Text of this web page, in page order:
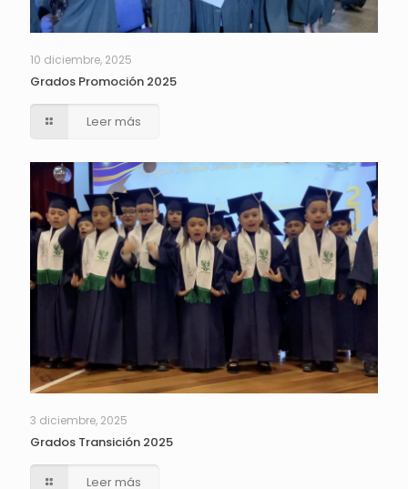
10 diciembre, 2025
Grados Promoción 2025
Leer más
3 diciembre, 2025
Grados Transición 2025
Leer más